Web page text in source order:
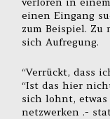
einen Eingang
zum Beispiel. Zu
sich Aufregung.
“Verrückt, dass
“Ist das hier
sich lohnt,
netzwerken .-